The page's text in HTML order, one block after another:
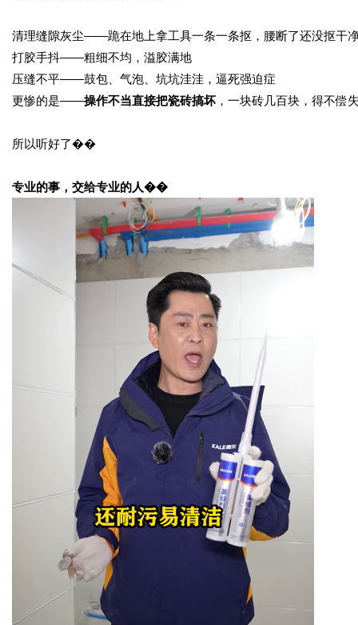
清理缝隙灰尘——跪在地上拿工具一条一条抠，腰断了还没抠干
打胶手抖——粗细不均，溢胶满地
压缝不平——鼓包、气泡、坑坑洼洼，逼死强迫症
更惨的是——操作不当直接把瓷砖搞坏 ，一块砖几百块，得不
所以听好了��
专业的事，交给专业的人��